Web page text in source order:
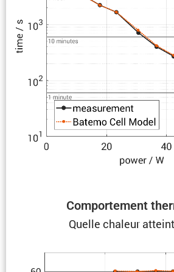
Compor­te­ment
Quelle chaleur